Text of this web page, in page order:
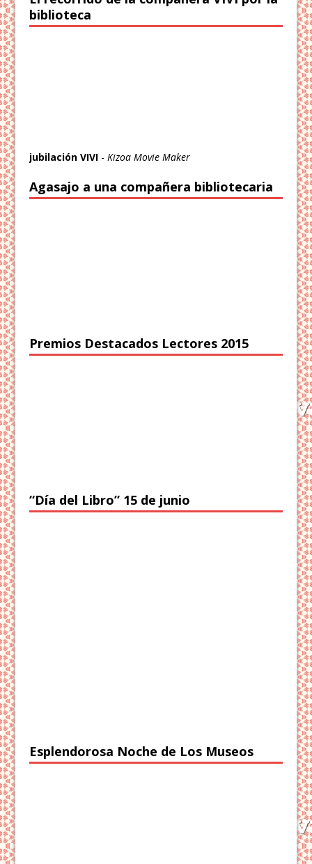
biblioteca
jubilación VIVI -Kizoa Movie Maker
Agasajo a una compañera bibliotecaria
Premios Destacados Lectores 2015
“Día del Libro” 15 de junio
Esplendorosa Noche de Los Museos